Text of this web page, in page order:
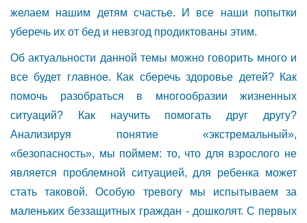
желаем нашим детям счастье. И все наши попытки
уберечь их от бед и невзгод продиктованы этим.
Об актуальности данной темы можно говорить много и
все будет главное. Как сберечь здоровье детей? Как
помочь разобраться в многообразии жизненных
ситуаций? Как научить помогать друг другу?
Анализируя понятие «экстремальный»,
«безопасность», мы поймем: то, что для взрослого не
является проблемной ситуацией, для ребенка может
стать таковой. Особую тревогу мы испытываем за
маленьких беззащитных граждан - дошколят. С первых